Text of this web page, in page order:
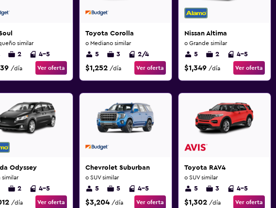
similar
2 4-5
/día Ver oferta
Toyota Corolla
o Mediano similar
5 3 2/4
$1,252 /día Ver oferta
Nissan Altima
o Grande similar
5 2 4-5
$1,349 /día Ver oferta
Odyssey
similar
2 4-5
/día Ver oferta
Chevrolet Suburban
o SUV similar
5 5 4-5
$3,204 /día Ver oferta
Toyota RAV4
o SUV similar
5 3 4-5
$1,302 /día Ver oferta